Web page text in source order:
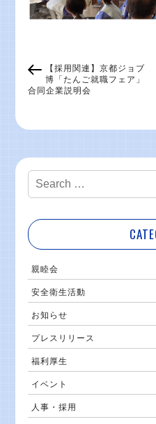
【採用関連】京都ジョブ
博「たんご就職フェア」
合同企業説明会
親睦会
安全衛生活動
お知らせ
プレスリリース
福利厚生
イベント
人事・採用